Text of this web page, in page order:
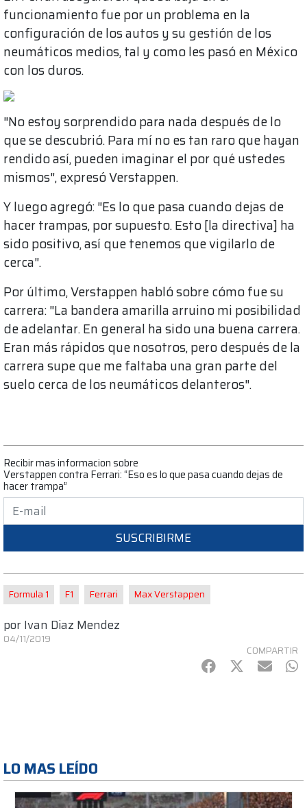
funcionamiento fue por un problema en la
configuración de los autos y su gestión de los
neumáticos medios, tal y como les pasó en México
con los duros.
"No estoy sorprendido para nada después de lo
que se descubrió. Para mí no es tan raro que hayan
rendido así, pueden imaginar el por qué ustedes
mismos", expresó Verstappen.
Y luego agregó: "Es lo que pasa cuando dejas de
hacer trampas, por supuesto. Esto [la directiva] ha
sido positivo, así que tenemos que vigilarlo de
cerca".
Por último, Verstappen habló sobre cómo fue su
carrera: "La bandera amarilla arruino mi posibilidad
de adelantar. En general ha sido una buena carrera.
Eran más rápidos que nosotros, pero después de la
carrera supe que me faltaba una gran parte del
suelo cerca de los neumáticos delanteros".
Recibir mas informacion sobre
Verstappen contra Ferrari: “Eso es lo que pasa cuando dejas de
hacer trampa”
SUSCRIBIRME
Formula 1 F1 Ferrari Max Verstappen
por Ivan Diaz Mendez
04/11/2019
COMPARTIR
Facebook
Twitter
mail
LO MAS LEÍDO